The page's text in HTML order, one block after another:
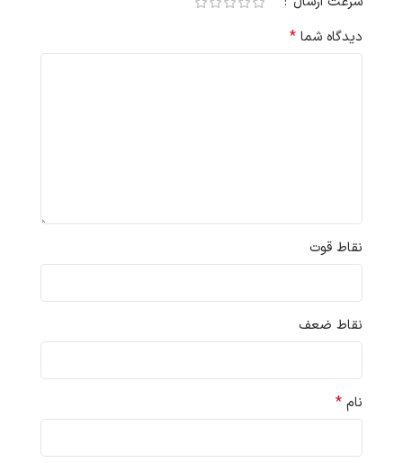
دیدگاه شما *
نقاط قوت
نقاط ضعف
نام *